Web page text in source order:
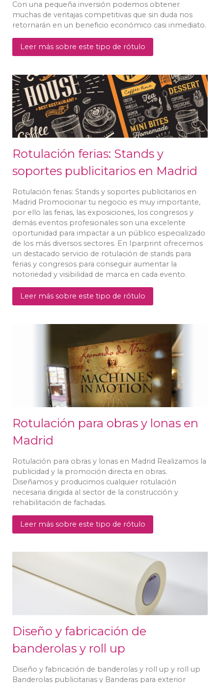
Con una pequeña inversión podemos obtener
muchas de ventajas competitivas que sin duda nos
retornarán en un beneficio económico casi inmediato.
Leer más sobre este tipo de rótulo
Rotulación ferias: Stands y
soportes publicitarios en Madrid
Rotulación ferias: Stands y soportes publicitarios en
Madrid Promocionar tu negocio es muy importante,
por ello las ferias, las exposiciones, los congresos y
demás eventos profesionales son una excelente
oportunidad para impactar a un público especializado
de los más diversos sectores. En Iparprint ofrecemos
un destacado servicio de rotulación de stands para
ferias y congresos para conseguir aumentar la
notoriedad y visibilidad de marca en cada evento.
Leer más sobre este tipo de rótulo
Rotulación para obras y lonas en
Madrid
Rotulación para obras y lonas en Madrid Realizamos la
publicidad y la promoción directa en obras.
Diseñamos y producimos cualquier rotulación
necesaria dirigida al sector de la construcción y
rehabilitación de fachadas.
Leer más sobre este tipo de rótulo
Diseño y fabricación de
banderolas y roll up
Diseño y fabricación de banderolas y roll up y roll up
Banderolas publicitarias y Banderas para exterior